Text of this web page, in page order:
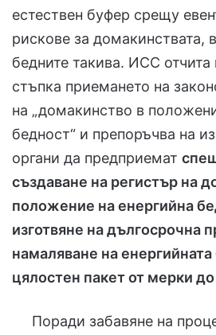
естествен буфер срещу
рискове за домакинствата,
бедните такива. ИСС
стъпка приемането на
на „домакинство в
бедност“ и препоръчва на
органи да предприемат
създаване на регистър на
положение на енергийна
изготвяне на дългосрочна
намаляване на енергийната
цялостен пакет от мерки до
Поради забавяне на